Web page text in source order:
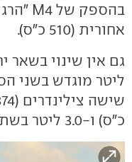
אחורית (510 כ"ס).
כ"ס) ו-3.0 ליטר בשתי רמות הספק - 286 ו-340 כ"ס.